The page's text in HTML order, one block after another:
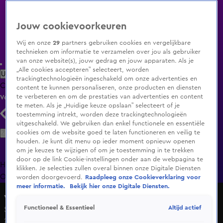
Uitzending Gemist Populaire programma's Zenders Genres
ClipsFilmsRadioSmart TV inlogShop
Volg KIJK
Zoeken
HomeUitzending Gemist Programma's De Bondgenoten
OranjezomerLivestreamsShop
vtwonen weer verliefd op je huis
Seizoen 11, aflevering 10
24 nov 2019, 19:30
Jouw cookievoorkeuren
Wij en onze29 partners gebruiken cookies en vergelijkbare
technieken om informatie te verzamelen over jou als gebruiker
van onze website(s), jouw gedrag en jouw apparaten. Als je
„Alle cookies accepteren” selecteert, worden
trackingtechnologieën ingeschakeld om onze advertenties en
content te kunnen personaliseren, onze producten en diensten
te verbeteren en om de prestaties van advertenties en content
te meten. Als je „Huidige keuze opslaan” selecteert of je
toestemming intrekt, worden deze trackingtechnologieën
uitgeschakeld. We gebruiken dan enkel functionele en essentiële
cookies om de website goed te laten functioneren en veilig te
houden. Je kunt dit menu op ieder moment opnieuw openen
om je keuzes te wijzigen of om je toestemming in te trekken
door op de link Cookie-instellingen onder aan de webpagina te
klikken. Je selecties zullen overal binnen onze Digitale Diensten
worden doorgevoerd.
Raadpleeg onze Cookieverklaring voor
meer informatie.
Bekijk hier onze Digitale Diensten.
Functioneel & Essentieel Altijd actief